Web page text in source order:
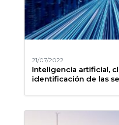
21/07/2022
Inteligencia artificial,
identificación de las